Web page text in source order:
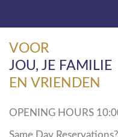
VOOR
JOU, JE FAMILIE
EN VRIENDEN
OPENING HOURS
Same Day